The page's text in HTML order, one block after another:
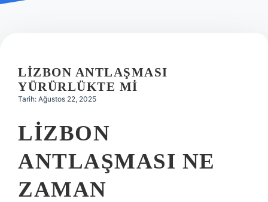
Hakkımızda
LIZBON ANTLAŞMASI
YÜRÜRLÜKTE MI
Tarih: Ağustos 22, 2025
LIZBON
ANTLAŞMASI NE
ZAMAN